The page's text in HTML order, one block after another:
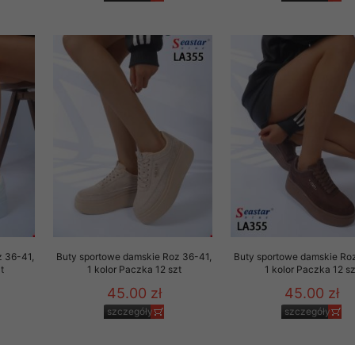
36-41,
Buty sportowe damskie Roz 36-41,
1 kolor Paczka 12 szt
45.00 zł
szczegóły
Buty sportowe damskie
1 kolor Paczka 12
45.00 zł
szczegóły
29 sierpnia 1997 r. o
jedynie uprawnieni
danych w celu
osobom trzecim,
na podstawie
komputerze Klienta
naszej oferty do
internetowej
tych plików
na komputerze